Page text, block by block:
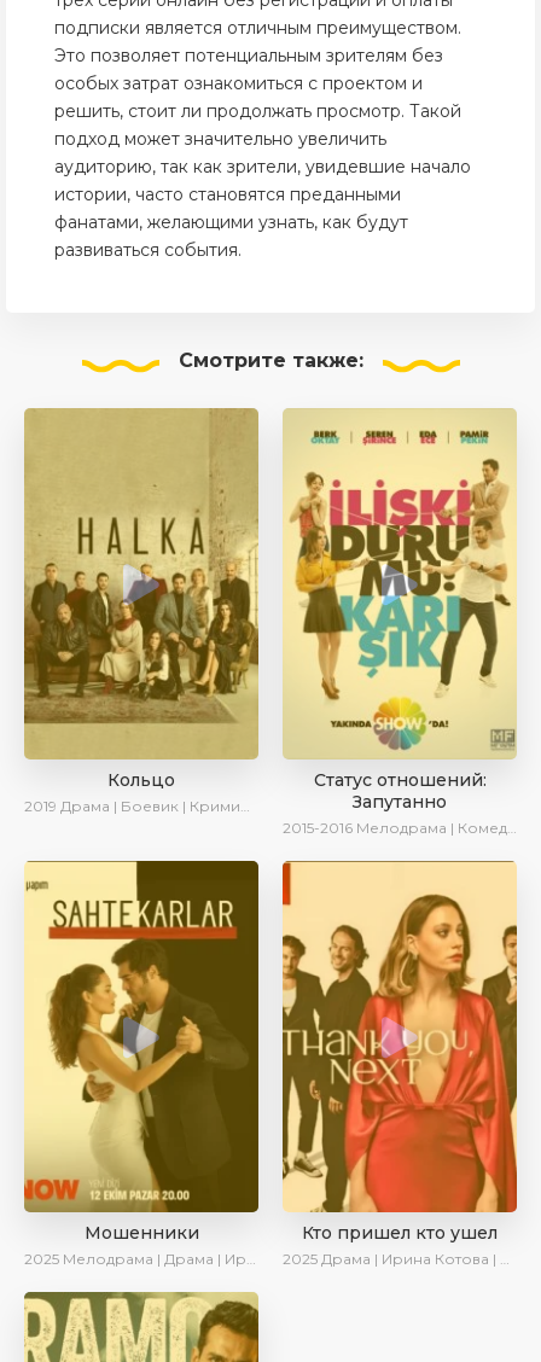
подписки является отличным преимуществом.
Это позволяет потенциальным зрителям без
особых затрат ознакомиться с проектом и
решить, стоит ли продолжать просмотр. Такой
подход может значительно увеличить
аудиторию, так как зрители, увидевшие начало
истории, часто становятся преданными
фанатами, желающими узнать, как будут
развиваться события.
Смотрите также:
Кольцо
2019 Драма | Боевик | Криминал
Статус отношений:
Запутанно
2015-2016 Мелодрама | Комедия
Мошенники
2025 Мелодрама | Драма | Ирина Котова | AlisaDirilis | Новинки | Сериалы 2025
Кто пришел кто ушел
2025 Драма | Ирина Котова | Новинки | Сериалы 2025